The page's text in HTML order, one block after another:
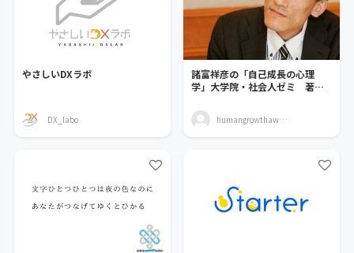
やさしいDXラボ
DX_labo
諸富祥彦の「自己成長の心理
学」大学院・社会人ゼミ 著作
humangrowthawareness